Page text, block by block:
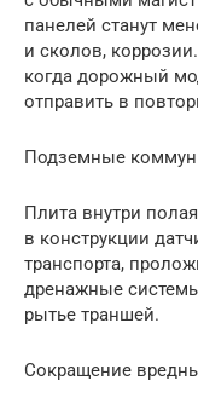
панелей станут
и сколов,
когда дорожный
отправить в
Подземные
Плита внутри
в конструкции
транспорта,
дренажные
рытье траншей.
Сокращение